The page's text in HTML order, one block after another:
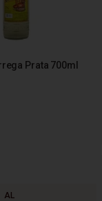
Prata 700ml
AL